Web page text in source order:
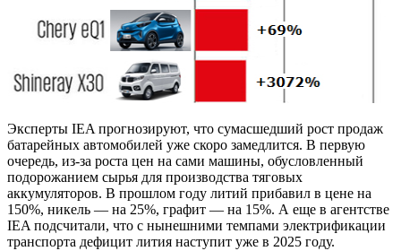
Эксперты IEA прогнозируют, что сумасшедший рост продаж
батарейных автомобилей уже скоро замедлится. В первую
очередь, из-за роста цен на сами машины, обусловленный
подорожанием сырья для производства тяговых
аккумуляторов. В прошлом году литий прибавил в цене на
150%, никель — на 25%, графит — на 15%. А еще в агентстве
IEA подсчитали, что с нынешними темпами электрификации
транспорта дефицит лития наступит уже в 2025 году.